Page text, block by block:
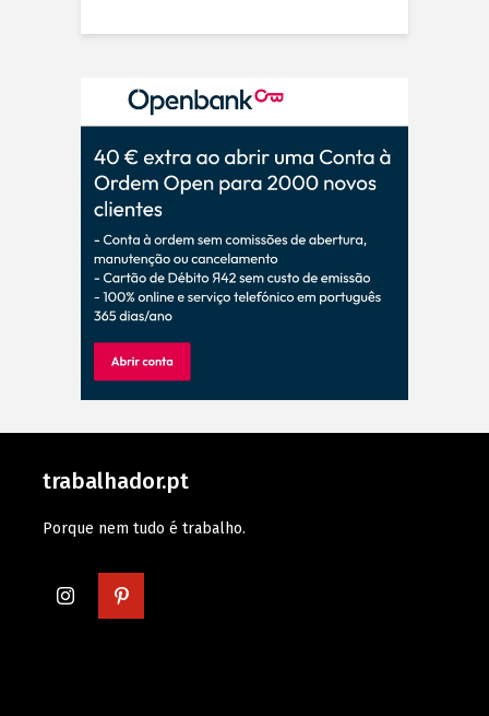
trabalhador.pt
Porque nem tudo é trabalho.